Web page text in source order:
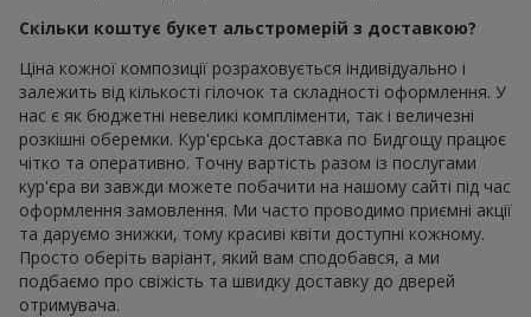
Скільки коштує букет альстромерій з доставкою?
Ціна кожної композиції розраховується індивідуально і
залежить від кількості гілочок та складності оформлення. У
нас є як бюджетні невеликі компліменти, так і величезні
розкішні оберемки. Кур'єрська доставка по Бидгощу працює
чітко та оперативно. Точну вартість разом із послугами
кур'єра ви завжди можете побачити на нашому сайті під час
оформлення замовлення. Ми часто проводимо приємні акції
та даруємо знижки, тому красиві квіти доступні кожному.
Просто оберіть варіант, який вам сподобався, а ми
подбаємо про свіжість та швидку доставку до дверей
отримувача.